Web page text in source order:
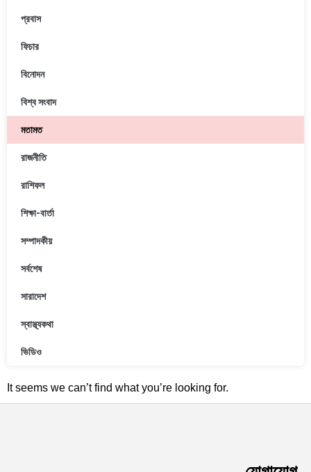
প্রবাস
ফিচার
বিনোদন
বিশ্ব সংবাদ
মতামত
রাজনীতি
রাশিফল
শিক্ষা-বার্তা
সম্পাদকীয়
সর্বশেষ
সারাদেশ
স্বাস্থ্যকথা
ভিডিও
It seems we can’t find what you’re looking for.